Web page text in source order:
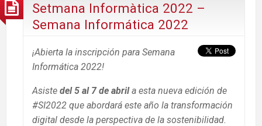
Setmana Informàtica 2022 –
Semana Informática 2022
¡Abierta la inscripción para Semana
Informática 2022!
Asiste del 5 al 7 de abrila esta nueva edición de
#SI2022 que abordará este año la transformación
digital desde la perspectiva de la sostenibilidad.